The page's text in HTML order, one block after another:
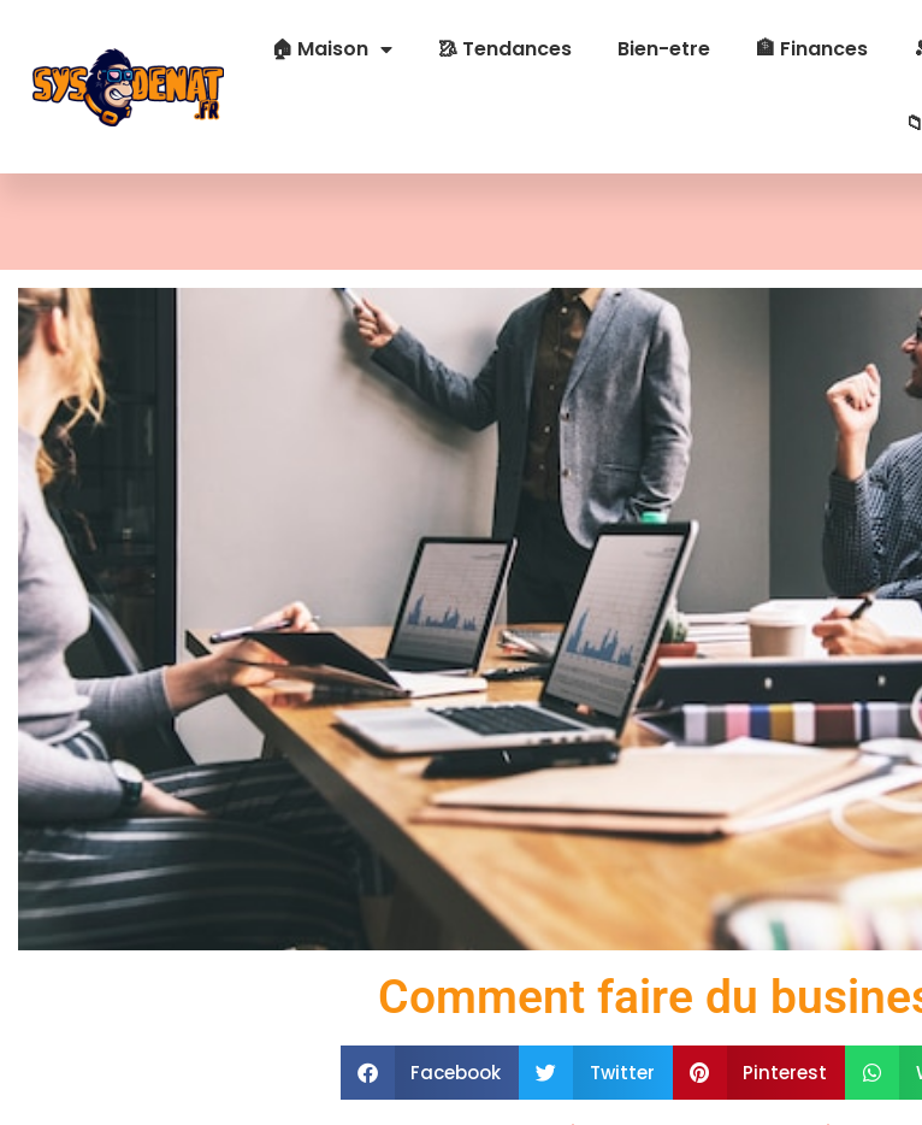
🏠 Maison 🥻 Tendances Bien-etre 🏦 Finances
Comment faire du
Facebook Twitter Pinterest